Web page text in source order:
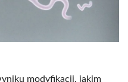
modyfikacji, jakim